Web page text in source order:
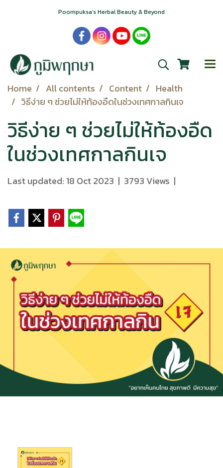
Poompuksa’s Herbal Beauty & Beyond
Home All contents Content
Health
วิธีง่าย ๆ ช่วยไม่ให้ท้องอืดในช่วงเทศกาลกินเจ
วิธีง่าย ๆ ช่วยไม่ให้ท้องอืด
ในช่วงเทศกาลกินเจ
Last updated: 18 Oct 2023 | 3793 Views |